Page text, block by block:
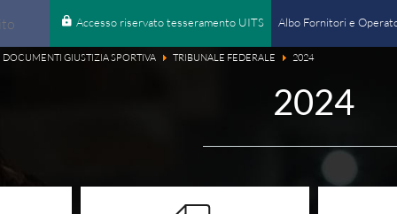
Accesso riservato tesseramento UITS Albo Fornitori e
DOCUMENTI GIUSTIZIA SPORTIVA TRIBUNALE FEDERALE 2024
cerca
Accesso
2024